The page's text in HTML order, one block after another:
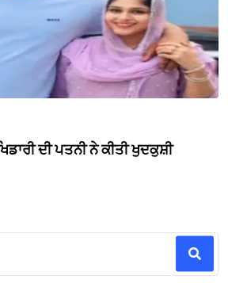
ਦੀ ਪਤਨੀ ਨੇ ਕੀਤੀ ਖੁਦਕੁਸ਼ੀ